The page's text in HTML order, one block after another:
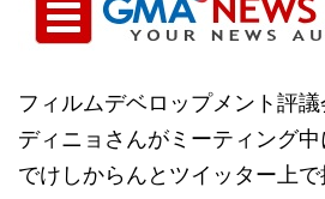
フィルムデベロップメント評
ディニョさんがミーティング
でけしからんとツイッター上で